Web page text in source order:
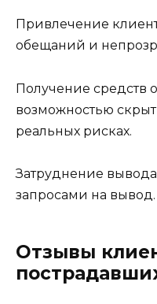
Привлечение
обещаний и
Получение средств
возможностью
реальных рисках.
Затруднение
запросами на вывод.
Отзывы